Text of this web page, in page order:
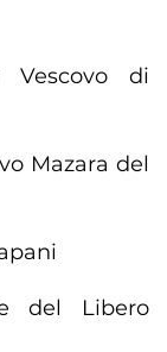
Vescovo di
Mazara del
del Libero